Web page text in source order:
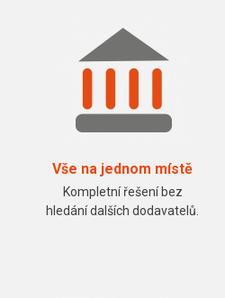
Vše na jednom místě
Kompletní řešení bez
hledání dalších dodavatelů.